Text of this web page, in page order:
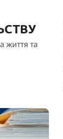
життя та